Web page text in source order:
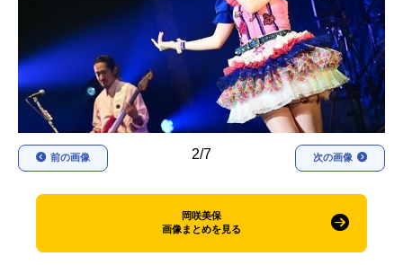
アニメ映画一覧 実写化映画一覧
今期アニメ曜日別一覧
春アニメ 夏アニメ
秋アニメ
FOLLOW US
2/7
前の画像 次の画像
岡咲美保
画像まとめを見る